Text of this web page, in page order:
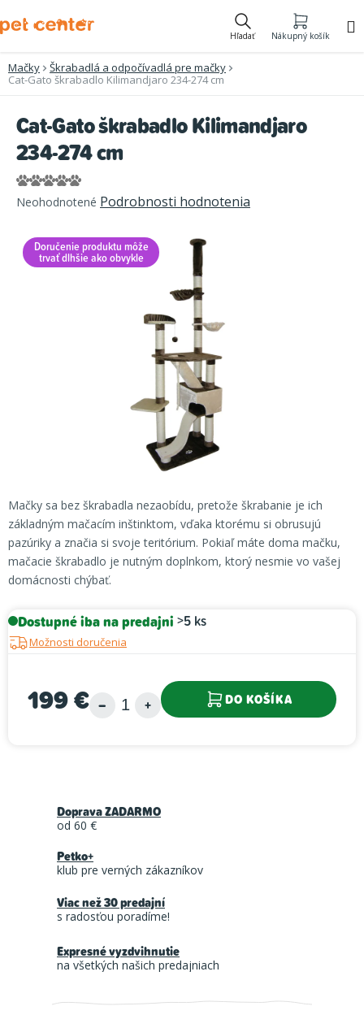
na
Hľadať Nákupný košík
Mačky
Škrabadlá a odpočívadlá pre mačky
Cat-Gato škrabadlo Kilimandjaro 234-274 cm
Mačky sa bez škrabadla nezaobídu, pretože škrabanie je ich
základným mačacím inštinktom, vďaka ktorému si obrusujú
pazúriky a značia si svoje teritórium. Pokiaľ máte doma mačku,
mačacie škrabadlo je nutným doplnkom, ktorý nesmie vo vašej
domácnosti chýbať.
Dostupné iba na predajni >5 ks
Možnosti doručenia
199 € DO KOŠÍKA
Cat-Gato škrabadlo Kilimandjaro
234-274 cm
Priemerné
hodnotenie
je
0,0
Neohodnotené Podrobnosti hodnotenia
Doručenie produktu môže
trvať dlhšie ako obvykle
Doprava ZADARMO
od 60 €
Petko+
klub pre verných zákazníkov
Viac než 30 predajní
s radosťou poradíme!
Expresné vyzdvihnutie
na všetkých našich predajniach